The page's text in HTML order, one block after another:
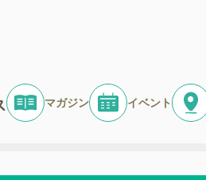
マガジン イベント